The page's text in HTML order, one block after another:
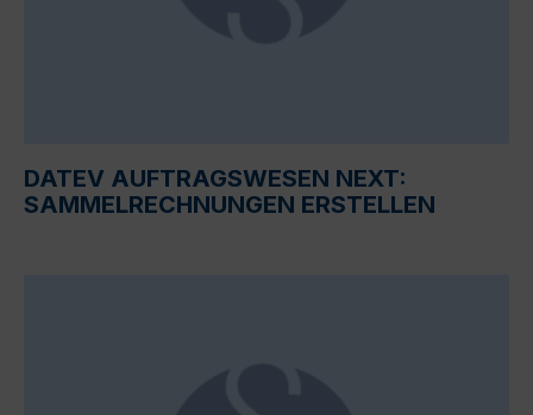
DATEV AUFTRAGSWESEN NEXT:
SAMMELRECHNUNGEN ERSTELLEN